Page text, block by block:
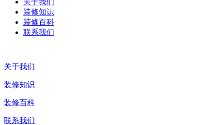
关于我们
装修知识
装修百科
联系我们
关于我们
装修知识
装修百科
联系我们